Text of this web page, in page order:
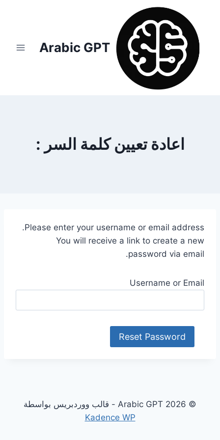
المحتوى
Arabic GPT
اعادة تعيين كلمة السر :
Please enter your username or email address.
You will receive a link to create a new
password via email.
Username or Email
© 2026 Arabic GPT - قالب ووردبريس بواسطة
Kadence WP